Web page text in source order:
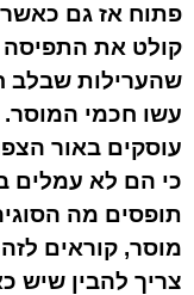
פתוח אז גם
קולט את התפיסה
שהערילות שבלב
עשו חכמי המוסר.
עוסקים באור
כי הם לא עמלים
תופסים מה
מוסר, קוראים
צריך להבין שיש